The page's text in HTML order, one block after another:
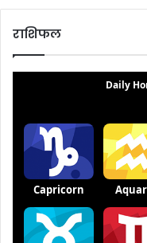
राशिफल